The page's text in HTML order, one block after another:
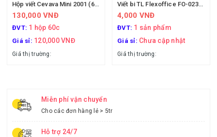
Hộp viết Cevava Mini 2001 (60 cây)
130,000 VNĐ
ĐVT: 1 hộp 60c
Giá sỉ: 120,000 VNĐ
Giá thị trường:
Viết bi TL Flexoffice FO-023/VN
4,000 VNĐ
ĐVT: 1 sản phẩm
Giá sỉ: Chưa cập nhật
Giá thị trường:
Miễn phí vận chuyển
Cho các đơn hàng lẻ > 5tr
Hỗ trợ 24/7